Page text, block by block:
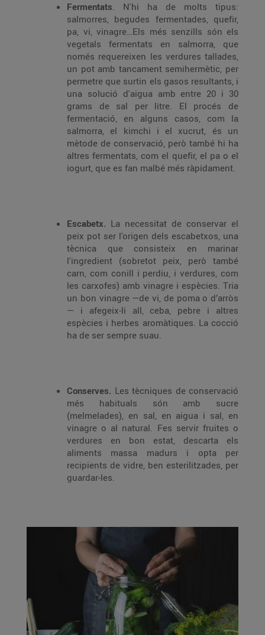
Fermentats. N'hi ha de molts tipus:
salmorres, begudes fermentades, quefir,
pa, vi, vinagre…Els més senzills són els
vegetals fermentats en salmorra, que
només requereixen les verdures tallades,
un pot amb tancament semihermètic, per
permetre que surtin els gasos resultants, i
una solució d'aigua amb entre 20 i 30
grams de sal per litre. El procés de
fermentació, en alguns casos, com la
salmorra, el kimchi i el xucrut, és un
mètode de conservació, però també hi ha
altres fermentats, com el quefir, el pa o el
iogurt, que es fan malbé més ràpidament.
Escabetx. La necessitat de conservar el
peix pot ser l'origen dels escabetxos, una
tècnica que consisteix en marinar
l'ingredient (sobretot peix, però també
carn, com conill i perdiu, i verdures, com
les carxofes) amb vinagre i espècies. Tria
un bon vinagre —de vi, de poma o d’arròs
— i afegeix-li all, ceba, pebre i altres
espècies i herbes aromàtiques. La cocció
ha de ser sempre suau.
Conserves. Les tècniques de conservació
més habituals són amb sucre
(melmelades), en sal, en aigua i sal, en
vinagre o al natural. Fes servir fruites o
verdures en bon estat, descarta els
aliments massa madurs i opta per
recipients de vidre, ben esterilitzades, per
guardar-les.